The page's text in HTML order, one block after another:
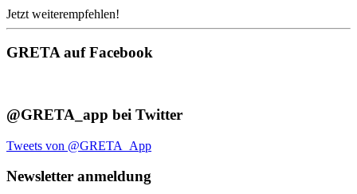
Jetzt weiterempfehlen!
GRETA auf Facebook
@GRETA_app bei Twitter
Tweets von @GRETA_App
Newsletter anmeldung